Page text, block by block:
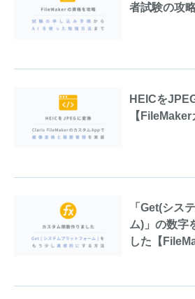
者試験の攻
HEICを
【
「Get(シス
ム)」の数字
した【